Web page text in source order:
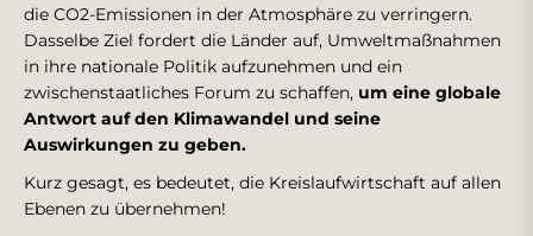
die CO2-Emissionen in der Atmosphäre zu verringern.
Dasselbe Ziel fordert die Länder auf, Umweltmaßnahmen
in ihre nationale Politik aufzunehmen und ein
zwischenstaatliches Forum zu schaffen, um eine globale
Antwort auf den Klimawandel und seine
Auswirkungen zu geben.
Kurz gesagt, es bedeutet, die Kreislaufwirtschaft auf allen
Ebenen zu übernehmen!